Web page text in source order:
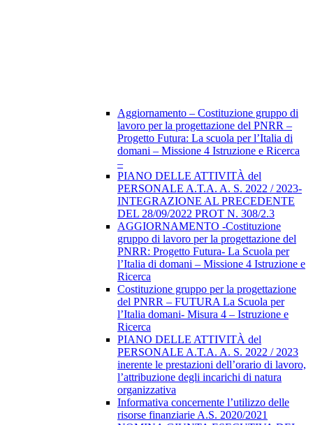
Aggiornamento – Costituzione gruppo di
lavoro per la progettazione del PNRR –
Progetto Futura: La scuola per l’Italia di
domani – Missione 4 Istruzione e Ricerca
–
PIANO DELLE ATTIVITÀ del
PERSONALE A.T.A. A. S. 2022 / 2023-
INTEGRAZIONE AL PRECEDENTE
DEL 28/09/2022 PROT N. 308/2.3
AGGIORNAMENTO -Costituzione
gruppo di lavoro per la progettazione del
PNRR: Progetto Futura- La Scuola per
l’Italia di domani – Missione 4 Istruzione e
Ricerca
Costituzione gruppo per la progettazione
del PNRR – FUTURA La Scuola per
l’Italia domani- Misura 4 – Istruzione e
Ricerca
PIANO DELLE ATTIVITÀ del
PERSONALE A.T.A. A. S. 2022 / 2023
inerente le prestazioni dell’orario di lavoro,
l’attribuzione degli incarichi di natura
organizzativa
Informativa concernente l’utilizzo delle
risorse finanziarie A.S. 2020/2021